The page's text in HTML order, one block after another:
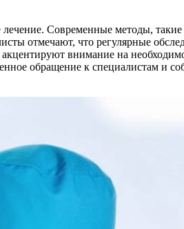
Современные методы, такие
отмечают, что регулярные
внимание на
обращение к специалистам и